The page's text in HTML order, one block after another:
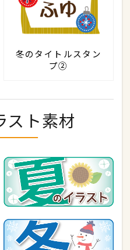
冬のタイトルスタン
プ②
スト素材